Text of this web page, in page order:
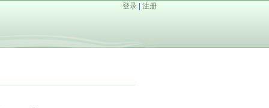
登录 注册